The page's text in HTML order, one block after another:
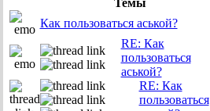
Темы
Как пользоваться аськой?
RE: Как
пользоваться
аськой?
RE: Как
пользоваться